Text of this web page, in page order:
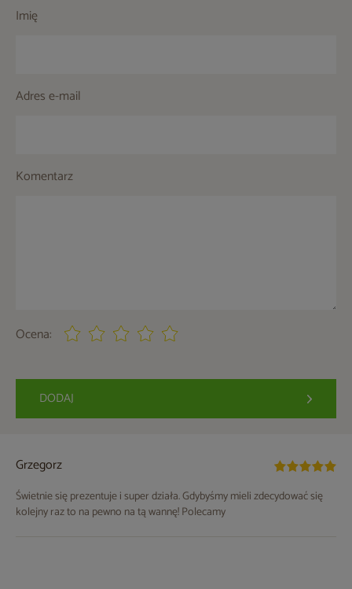
Imię
Adres e-mail
Komentarz
Ocena:
DODAJ
Grzegorz
Świetnie się prezentuje i super działa. Gdybyśmy mieli zdecydować się
kolejny raz to na pewno na tą wannę! Polecamy